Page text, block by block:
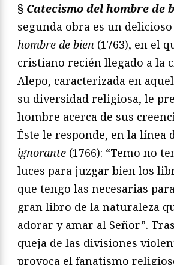
§ Catecismo del hombre de
segunda obra es un delicioso
hombre de bien (1763), en el
cristiano recién llegado a la
Alepo, caracterizada en
su diversidad religiosa, le
hombre acerca de sus
Éste le responde, en la línea
ignorante (1766): “Temo no
luces para juzgar bien los
que tengo las necesarias
gran libro de la naturaleza
adorar y amar al Señor”.
queja de las divisiones
provoca el fanatismo